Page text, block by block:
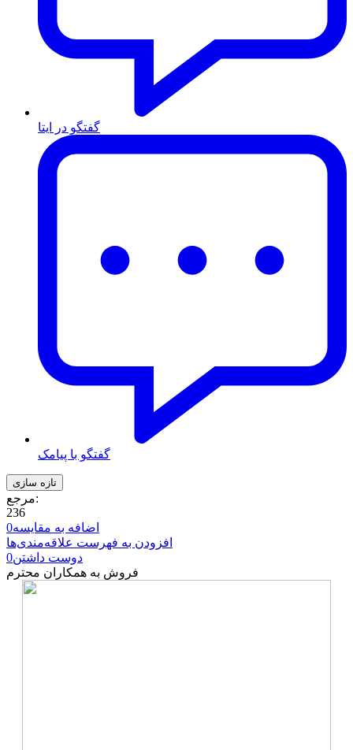
گفتگو در ایتا
گفتگو با پیامک
مرجع:
236
اضافه به مقایسه0
افزودن به فهرست علاقه‌مندی‌ها
دوست داشتن0
فروش به همکاران محترم